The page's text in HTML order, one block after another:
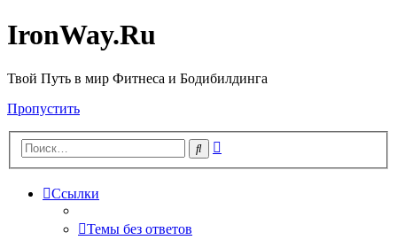
IronWay.Ru
Твой Путь в мир Фитнеса и Бодибилдинга
Пропустить
Поиск
Ссылки
Темы без ответов